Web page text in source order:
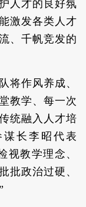
人才的良好氛
激发各类人才
、千帆竞发的
将作风养成、
教学、每一次
统融入人才培
长李昭代表
视教学理念、
批政治过硬、